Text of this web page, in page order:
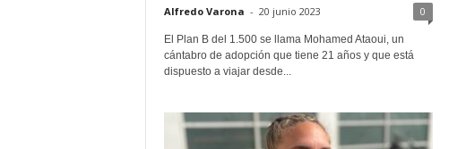
Alfredo Varona - 20 junio 2023 0
El Plan B del 1.500 se llama Mohamed Ataoui, un
cántabro de adopción que tiene 21 años y que está
dispuesto a viajar desde...